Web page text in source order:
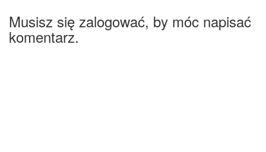
Musisz się zalogować, by móc napisać
komentarz.